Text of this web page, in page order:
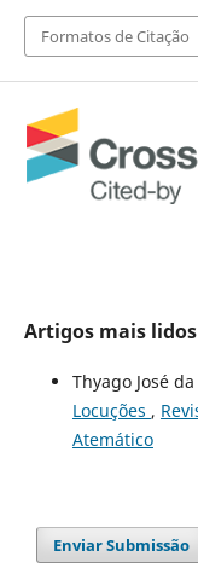
Formatos de Citação
Artigos mais
Thyago José
Locuções ,
Atemático
Enviar Submissão